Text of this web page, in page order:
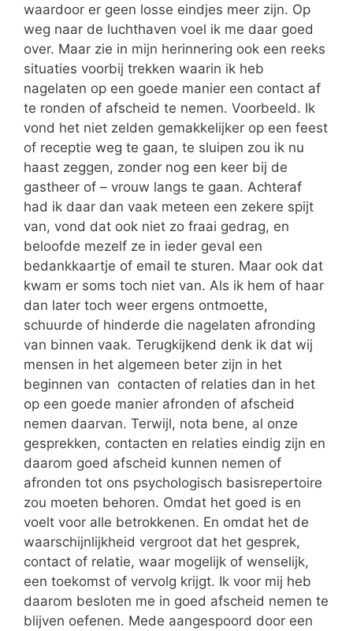
waardoor er geen losse eindjes meer zijn. Op
weg naar de luchthaven voel ik me daar goed
over. Maar zie in mijn herinnering ook een reeks
situaties voorbij trekken waarin ik heb
nagelaten op een goede manier een contact af
te ronden of afscheid te nemen. Voorbeeld. Ik
vond het niet zelden gemakkelijker op een feest
of receptie weg te gaan, te sluipen zou ik nu
haast zeggen, zonder nog een keer bij de
gastheer of – vrouw langs te gaan. Achteraf
had ik daar dan vaak meteen een zekere spijt
van, vond dat ook niet zo fraai gedrag, en
beloofde mezelf ze in ieder geval een
bedankkaartje of email te sturen. Maar ook dat
kwam er soms toch niet van. Als ik hem of haar
dan later toch weer ergens ontmoette,
schuurde of hinderde die nagelaten afronding
van binnen vaak. Terugkijkend denk ik dat wij
mensen in het algemeen beter zijn in het
beginnen van contacten of relaties dan in het
op een goede manier afronden of afscheid
nemen daarvan. Terwijl, nota bene, al onze
gesprekken, contacten en relaties eindig zijn en
daarom goed afscheid kunnen nemen of
afronden tot ons psychologisch basisrepertoire
zou moeten behoren. Omdat het goed is en
voelt voor alle betrokkenen. En omdat het de
waarschijnlijkheid vergroot dat het gesprek,
contact of relatie, waar mogelijk of wenselijk,
een toekomst of vervolg krijgt. Ik voor mij heb
daarom besloten me in goed afscheid nemen te
blijven oefenen. Mede aangespoord door een